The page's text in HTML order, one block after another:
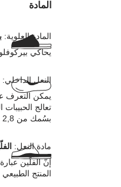
المادة
المادة العلوية:
يحاكي
النعل الداخلي:
يمكن التعرف
تعالج
بسُمك من 2,8 إلى 3,2 ملليمترات في المادة العلوية.
مادة النعل:
إنّ الفلّين
المنتج